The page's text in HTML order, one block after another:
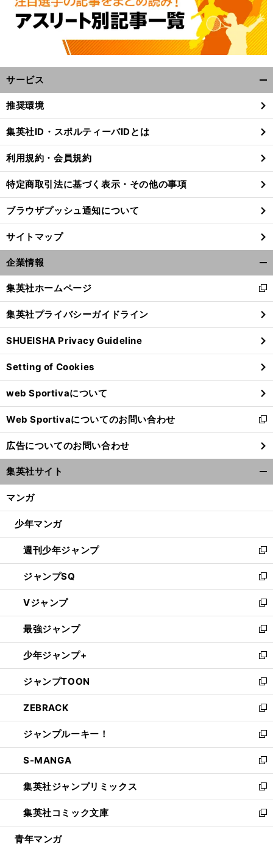
】
。
俺
」
前
サービス
閉
る
推奨環境
集英社ID・スポルティーバIDとは
利用規約・会員規約
特定商取引法に基づく表示・その他の事項
ブラウザプッシュ通知について
サイトマップ
企業情報
閉
る
集英社ホームページ
新
し
い
ウ
ィ
ン
ド
ウ
で
開
く
集英社プライバシーガイドライン
SHUEISHA Privacy Guideline
Setting of Cookies
web Sportivaについて
Web Sportivaについてのお問い合わせ
新
し
い
ウ
ィ
ン
ウ
開
く
広告についてのお問い合わせ
集英社サイト
マンガ
少年マンガ
週刊少年ジャンプ
新
し
い
ウ
ィ
ン
ド
ウ
で
開
く
ジャンプSQ
新
し
い
ウ
ィ
ン
ド
ウ
で
開
く
Vジャンプ
新
し
い
ウ
ィ
ン
ド
ウ
で
開
く
最強ジャンプ
新
し
い
ウ
ィ
ン
ド
ウ
で
開
く
少年ジャンプ+
新
し
い
ウ
ィ
ン
ド
ウ
で
開
く
ジャンプTOON
新
し
い
ウ
ィ
ン
ド
ウ
で
開
く
ZEBRACK
新
し
い
ウ
ィ
ン
ド
ウ
で
開
ジャンプルーキー！
新
し
い
ウ
ィ
ン
ド
ウ
S-MANGA
新
し
い
ウ
ィ
ン
集英社ジャンプリミックス
新
し
い
ウ
集英社コミック文庫
新
し
青年マンガ